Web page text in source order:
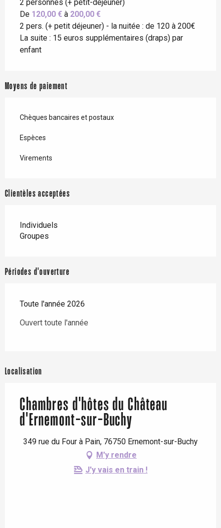
2 personnes (+ petit-déjeuner)
De 120,00 € à 200,00 €
2 pers. (+ petit déjeuner) - la nuitée : de 120 à 200€
La suite : 15 euros supplémentaires (draps) par
enfant
Moyens de paiement
Chèques bancaires et postaux
Espèces
Virements
Clientèles acceptées
Individuels
Groupes
Périodes d'ouverture
Toute l'année 2026
Ouvert toute l'année
Localisation
Chambres d'hôtes du Château
d'Ernemont-sur-Buchy
349 rue du Four à Pain, 76750 Ernemont-sur-Buchy
M'y rendre
J'y vais en train !